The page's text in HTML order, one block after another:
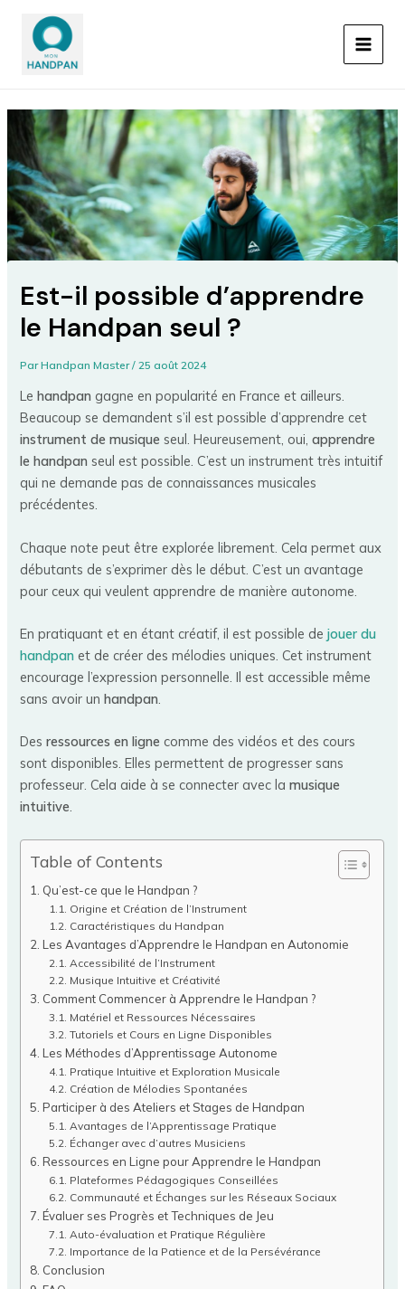
contenu
Est-il possible d’apprendre
le Handpan seul ?
ParHandpan Master/25 août 2024
Lehandpan gagne en popularité en France et ailleurs.
Beaucoup se demandent s’il est possible d’apprendre cet
instrument de musique seul. Heureusement, oui,apprendre
le handpan seul est possible. C’est un instrument très intuitif
qui ne demande pas de connaissances musicales
précédentes.
Chaque note peut être explorée librement. Cela permet aux
débutants de s’exprimer dès le début. C’est un avantage
pour ceux qui veulent apprendre de manière autonome.
En pratiquant et en étant créatif, il est possible dejouer du
handpan et de créer des mélodies uniques. Cet instrument
encourage l’expression personnelle. Il est accessible même
sans avoir unhandpan.
Desressources en ligne comme des vidéos et des cours
sont disponibles. Elles permettent de progresser sans
professeur. Cela aide à se connecter avec lamusique
intuitive.
Table of Contents
Qu’est-ce que le Handpan ?
Origine et Création de l’Instrument
Caractéristiques du Handpan
Les Avantages d’Apprendre le Handpan en Autonomie
Accessibilité de l’Instrument
Musique Intuitive et Créativité
Comment Commencer à Apprendre le Handpan ?
Matériel et Ressources Nécessaires
Tutoriels et Cours en Ligne Disponibles
Les Méthodes d’Apprentissage Autonome
Pratique Intuitive et Exploration Musicale
Création de Mélodies Spontanées
Participer à des Ateliers et Stages de Handpan
Avantages de l’Apprentissage Pratique
Échanger avec d’autres Musiciens
Ressources en Ligne pour Apprendre le Handpan
Plateformes Pédagogiques Conseillées
Communauté et Échanges sur les Réseaux Sociaux
Évaluer ses Progrès et Techniques de Jeu
Auto-évaluation et Pratique Régulière
Importance de la Patience et de la Persévérance
Conclusion
articles